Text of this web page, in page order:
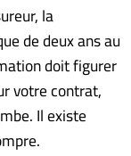
la
de deux ans au
doit figurer
votre contrat,
Il existe